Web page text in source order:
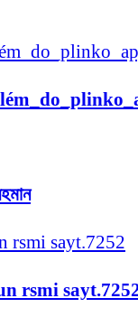
rsmi